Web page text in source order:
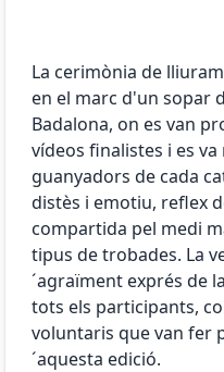
La cerimònia de
en el marc d'un sopar
Badalona, ​​on es van
vídeos finalistes i es
guanyadors de cada
distès i emotiu, reflex
compartida pel medi
tipus de trobades. La
´agraïment exprés de
tots els participants,
voluntaris que van fer
´aquesta edició.